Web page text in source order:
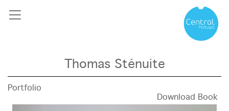
Thomas Sténuite
Portfolio
Download Book